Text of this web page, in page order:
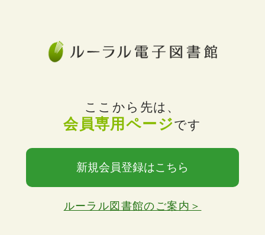
ここから先は、
会員専用ページです
新規会員登録はこちら
ルーラル図書館のご案内＞